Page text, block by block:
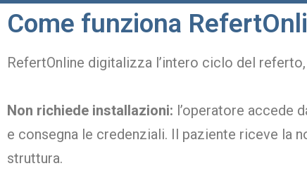
Come funziona
RefertOnline digitalizza l’intero ciclo del
Non richiede installazioni: l’operatore accede
e consegna le credenziali. Il paziente riceve la
struttura.